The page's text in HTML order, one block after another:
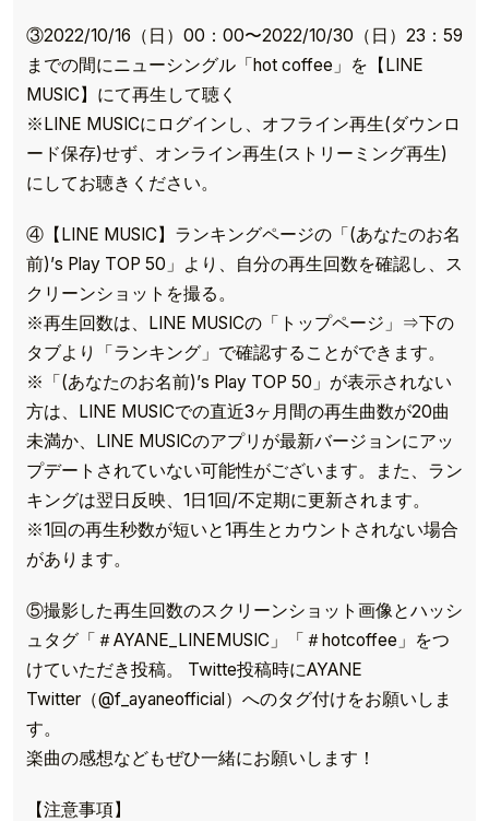
③2022/10/16（日）00：00〜2022/10/30（日）23：59
までの間にニューシングル「hot coffee」を【LINE
MUSIC】にて再生して聴く
※LINE MUSICにログインし、オフライン再生(ダウンロ
ード保存)せず、オンライン再生(ストリーミング再生)
にしてお聴きください。
④【LINE MUSIC】ランキングページの「(あなたのお名
前)’s Play TOP 50」より、自分の再生回数を確認し、ス
クリーンショットを撮る。
※再生回数は、LINE MUSICの「トップページ」⇒下の
タブより「ランキング」で確認することができます。
※「(あなたのお名前)’s Play TOP 50」が表示されない
方は、LINE MUSICでの直近3ヶ月間の再生曲数が20曲
未満か、LINE MUSICのアプリが最新バージョンにアッ
プデートされていない可能性がございます。また、ラン
キングは翌日反映、1日1回/不定期に更新されます。
※1回の再生秒数が短いと1再生とカウントされない場合
があります。
⑤撮影した再生回数のスクリーンショット画像とハッシ
ュタグ「＃AYANE_LINEMUSIC」「＃hotcoffee」をつ
けていただき投稿。 Twitte投稿時にAYANE
Twitter（@f_ayaneofficial）へのタグ付けをお願いしま
す。
楽曲の感想などもぜひ一緒にお願いします！
【注意事項】